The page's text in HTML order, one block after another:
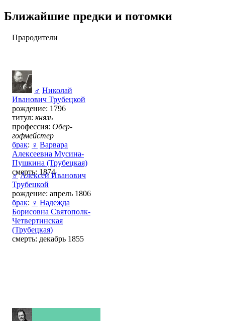
Ближайшие предки и потомки
Прародители
♂ Николай
Иванович Трубецкой
рождение: 1796
титул: князь
профессия: Обер-
гофмейстер
брак: ♀ Варвара
Алексеевна Мусина-
Пушкина (Трубецкая)
смерть: 1874
♂ Алексей Иванович
Трубецкой
рождение: апрель 1806
брак: ♀ Надежда
Борисовна Святополк-
Четвертинская
(Трубецкая)
смерть: декабрь 1855